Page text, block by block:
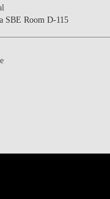
SBE Room D-115